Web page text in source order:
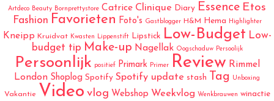
Artdeco Beauty Bornprettystore Catrice Clinique Diary Essence Etos
Fashion Favorieten Foto's Gastblogger H&M Hema Highlighter
Kneipp Kruidvat Kwasten Lippenstift Lipstick Low-Budget Low-
budget tip Make-up Nagellak Oogschaduw Persoolijk
Persoonlijk positief Primark Primer Review Rimmel
London Shoplog Spotify Spotify update stash Tag Unboxing
Vakantie Video vlog Webshop Weekvlog Wenkbrauwen winactie